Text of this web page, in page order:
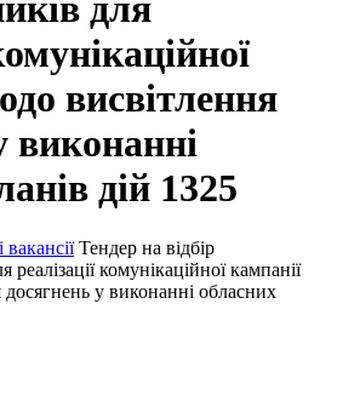
для
висвітлення
виконанні
дій 1325
Тендер на відбір
реалізації комунікаційної кампанії
у виконанні обласних